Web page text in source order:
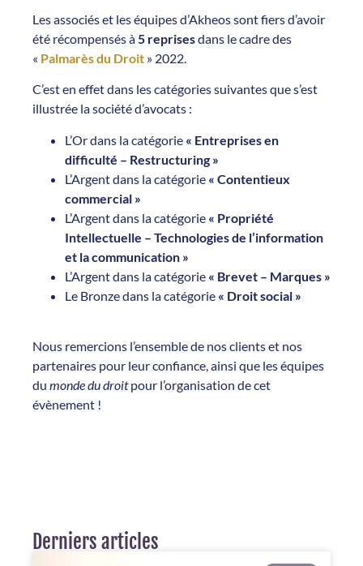
Les associés et les équipes d’Akheos sont fiers d’avoir
été récompensés à5 reprisesdans le cadre des
« Palmarès du Droit » 2022.
C’est en effet dans les catégories suivantes que s’est
illustrée la société d’avocats :
L’Or dans la catégorie « Entreprises en
difficulté – Restructuring »
L’Argent dans la catégorie « Contentieux
commercial »
L’Argent dans la catégorie « Propriété
Intellectuelle – Technologies de l’information
et la communication »
L’Argent dans la catégorie « Brevet – Marques »
Le Bronze dans la catégorie « Droit social »
Nous remercions l’ensemble de nos clients et nos
partenaires pour leur confiance, ainsi que les équipes
du monde du droitpour l’organisation de cet
évènement !
Derniers articles